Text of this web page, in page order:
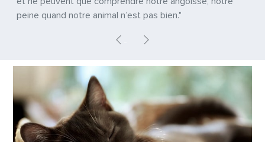
peine quand notre animal n’est pas bien."
Previous